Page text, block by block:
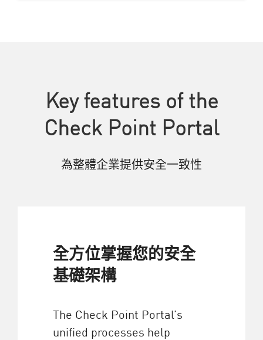
Key features of the
Check Point Portal
為整體企業提供安全一致性
全方位掌握您的安全
基礎架構
The Check Point Portal’s
unified processes help